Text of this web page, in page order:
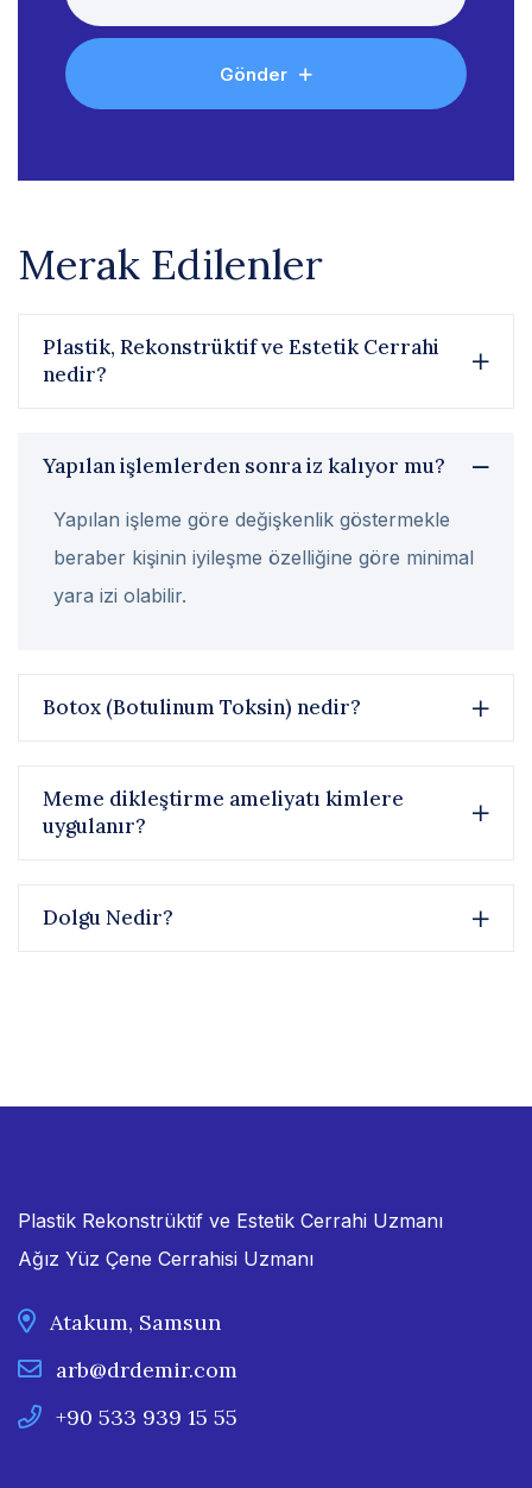
Gönder
Merak Edilenler
Plastik, Rekonstrüktif ve Estetik Cerrahi
nedir?
Yapılan işlemlerden sonra iz kalıyor mu?
Yapılan işleme göre değişkenlik göstermekle
beraber kişinin iyileşme özelliğine göre minimal
yara izi olabilir.
Botox (Botulinum Toksin) nedir?
Meme dikleştirme ameliyatı kimlere
uygulanır?
Dolgu Nedir?
Plastik Rekonstrüktif ve Estetik Cerrahi Uzmanı
Ağız Yüz Çene Cerrahisi Uzmanı
Atakum, Samsun
arb@drdemir.com
+90 533 939 15 55